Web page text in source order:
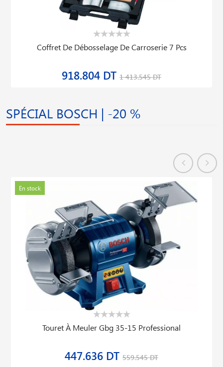
Coffret De Débosselage De Carroserie 7 Pcs
918.804 DT 1 413.545 DT
SPÉCIAL BOSCH | -20 %
En stock
Touret À Meuler Gbg 35-15 Professional
447.636 DT 559.545 DT